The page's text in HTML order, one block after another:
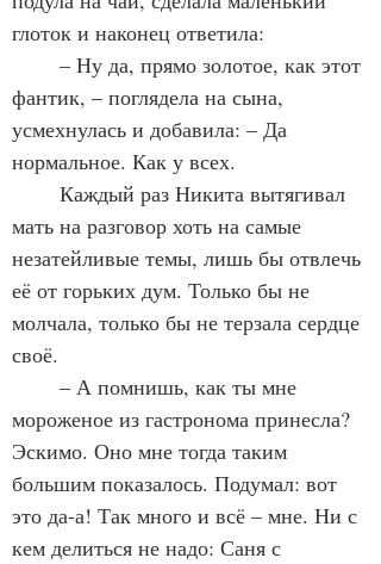
глоток и наконец ответила:
фантик, – поглядела на сына,
усмехнулась и добавила: – Да
нормальное. Как у всех.
мать на разговор хоть на самые
незатейливые темы, лишь бы отвлечь
её от горьких дум. Только бы не
молчала, только бы не терзала сердце
своё.
мороженое из гастронома принесла?
Эскимо. Оно мне тогда таким
большим показалось. Подумал: вот
это да-а! Так много и всё – мне. Ни с
кем делиться не надо: Саня с